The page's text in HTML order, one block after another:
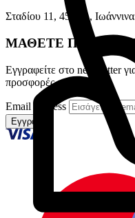
Σταδίου 11, 45333 ,
ΜΑΘΕΤΕ ΠΡΩΤΟΙ
Εγγραφείτε στο newsletter
προσφορές μας
Email address
Εγγραφή